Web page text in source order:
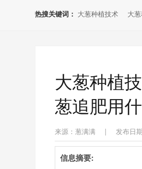
热搜关键词： 大葱种植技术 大
大葱种植
葱追肥用
来源：葱满满 | 发布日
信息摘要: